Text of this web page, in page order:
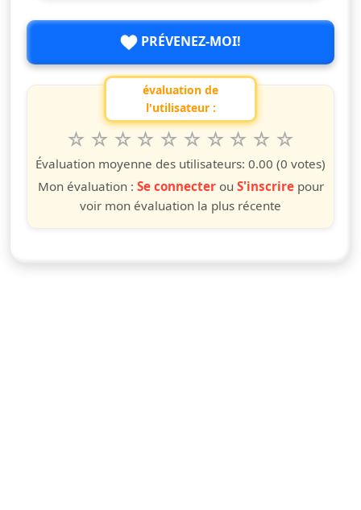
PRÉVENEZ-MOI!
évaluation de
l'utilisateur :
questo spettacolo da 1 a 10 étoiles
10
étoiles
9
étoiles
8
étoiles
7
étoiles
6
étoiles
5
étoiles
4
étoiles
3
étoiles
2
étoiles
étoile
Évaluation moyenne des utilisateurs: 0.00 (0 votes)
Mon évaluation : Se connecterou S'inscrirepour
voir mon évaluation la plus récente